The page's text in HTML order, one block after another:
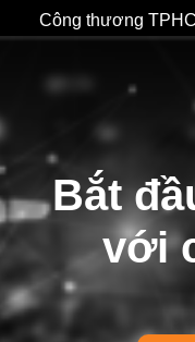
Công thương
Bắt
với